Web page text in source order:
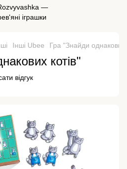
Інші Ubee Гра "Знайди однакових
котів"
відгук